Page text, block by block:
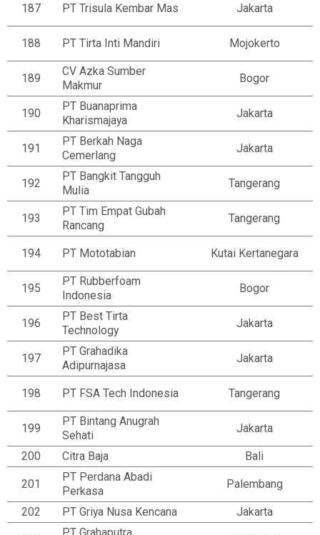
187 PT Trisula Kembar Mas Jakarta
188 PT Tirta Inti Mandiri Mojokerto
189
CV Azka Sumber
Makmur
Bogor
190
PT Buanaprima
Kharismajaya
Jakarta
191
PT Berkah Naga
Cemerlang
Jakarta
192
PT Bangkit Tangguh
Mulia
Tangerang
193
PT Tim Empat Gubah
Rancang
Tangerang
194 PT Mototabian Kutai Kertanegara
195
PT Rubberfoam
Indonesia
Bogor
196
PT Best Tirta
Technology
Jakarta
197
PT Grahadika
Adipurnajasa
Jakarta
198 PT FSA Tech Indonesia Tangerang
199
PT Bintang Anugrah
Sehati
Jakarta
200 Citra Baja Bali
201
PT Perdana Abadi
Perkasa
Palembang
202 PT Griya Nusa Kencana Jakarta